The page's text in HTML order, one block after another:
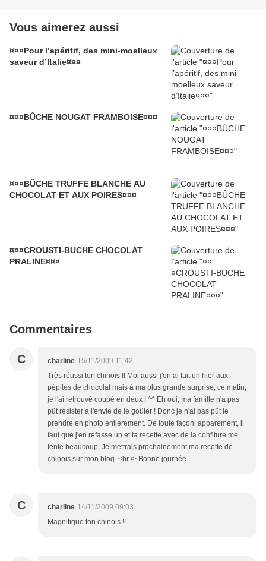
Vous aimerez aussi
¤¤¤Pour l’apéritif, des mini-moelleux
saveur d’Italie¤¤¤
¤¤¤BÛCHE NOUGAT FRAMBOISE¤¤¤
¤¤¤BÛCHE TRUFFE BLANCHE AU
CHOCOLAT ET AUX POIRES¤¤¤
¤¤¤CROUSTI-BUCHE CHOCOLAT
PRALINE¤¤¤
Commentaires
C charline 15/11/2009 11:42
Très réussi ton chinois !! Moi aussi j'en ai fait un hier aux
pépites de chocolat mais à ma plus grande surprise, ce matin,
je l'ai retrouvé coupé en deux ! ^^ Eh oui, ma famille n'a pas
pût résister à l'envie de le goûter ! Donc je n'ai pas pût le
prendre en photo entièrement. De toute façon, apparement, il
faut que j'en refasse un et ta recette avec de la confiture me
tente beaucoup. Je mettrais prochainement ma recette de
chinois sur mon blog. <br /> Bonne journée
C charline 14/11/2009 09:03
Magnifique ton chinois !!